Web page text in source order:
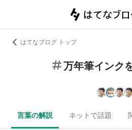
はてなブログ トップ
万年筆インク
言葉の解説 ネットで話題